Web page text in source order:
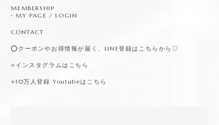
MEMBERSHIP
MY PAGE / LOGIN
CONTACT
⭕️クーポンやお得情報が届く、LINE登録はこちらから♡
⭐️インスタグラムはこちら
⭐️10万人登録 Youtubeはこちら